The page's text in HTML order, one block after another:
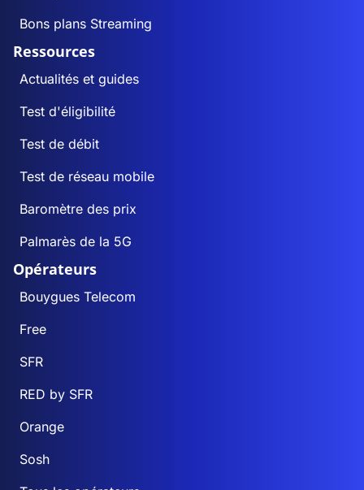
Bons plans Streaming
Ressources
Actualités et guides
Test d'éligibilité
Test de débit
Test de réseau mobile
Baromètre des prix
Palmarès de la 5G
Opérateurs
Bouygues Telecom
Free
SFR
RED by SFR
Orange
Sosh